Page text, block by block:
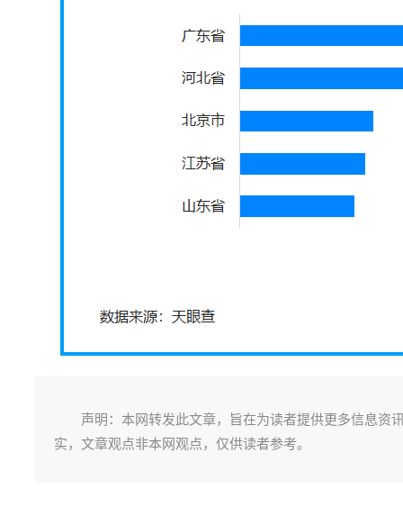
声明：本网转发此文章，旨在为读者提供更多信息资
实，文章观点非本网观点，仅供读者参考。